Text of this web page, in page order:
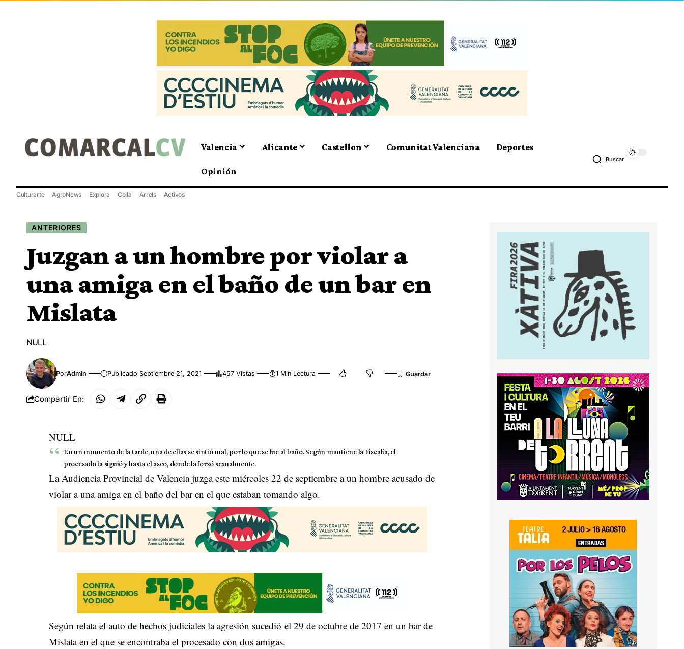
Valencia Alicante Castellon Comunitat Valenciana Deportes
Opinión
Buscar
Culturarte AgroNews Explora Colla Arrels Activos
ANTERIORES
Juzgan a un hombre por violar a
una amiga en el baño de un bar en
Mislata
NULL
PorAdmin Publicado Septiembre 21, 2021 457 Vistas 1 Min Lectura
Compartir En:
NULL
En un momento de la tarde, una de ellas se sintió mal, por lo que se fue al baño. Según mantiene la Fiscalía, el
procesado la siguió y hasta el aseo, donde la forzó sexualmente.
La Audiencia Provincial de Valencia juzga este miércoles 22 de septiembre a un hombre acusado de
violar a una amiga en el baño del bar en el que estaban tomando algo.
Según relata el auto de hechos judiciales la agresión sucedió el 29 de octubre de 2017 en un bar de
Mislata en el que se encontraba el procesado con dos amigas.